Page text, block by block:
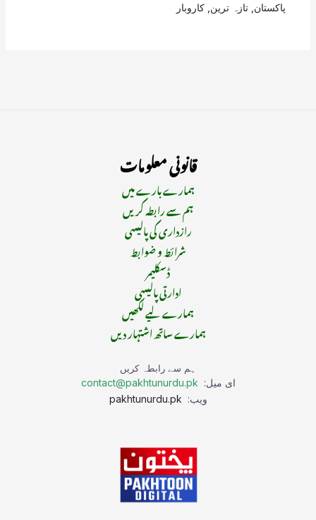
پاکستان تازہ ترین کاروبار
قانونی معلومات
ہمارے بارے میں
ہم سے رابطہ کریں
رازداری کی پالیسی
شرائط و ضوابط
ڈسکلیمر
ادارتی پالیسی
ہمارے لیے لکھیں
ہمارے ساتھ اشتہار دیں
ہم سے رابطہ کریں
ای میل: contact@pakhtunurdu.pk
ویب: